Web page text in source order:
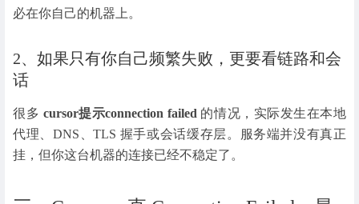
必在你自己的机器上。
2、如果只有你自己频繁失败，更要看链路和会
话
很多 cursor提示connection failed 的情况，实际发生在本地
代理、DNS、TLS 握手或会话缓存层。服务端并没有真正
挂，但你这台机器的连接已经不稳定了。